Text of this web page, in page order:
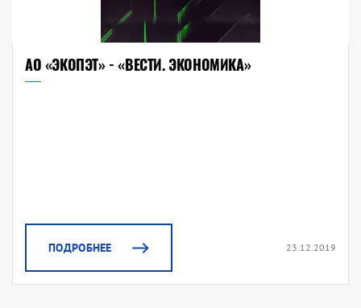
АО «ЭКОПЭТ» - «ВЕСТИ. ЭКОНОМИКА»
ПОДРОБНЕЕ 23.12.2019